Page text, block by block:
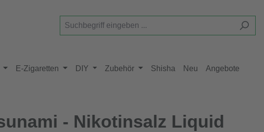
E-Zigaretten DIY Zubehör Shisha Neu Angebote
- Nikotinsalz Liquid